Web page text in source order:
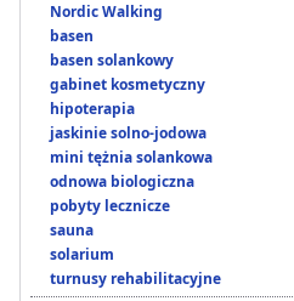
Nordic Walking
basen
basen solankowy
gabinet kosmetyczny
hipoterapia
jaskinie solno-jodowa
mini tężnia solankowa
odnowa biologiczna
pobyty lecznicze
sauna
solarium
turnusy rehabilitacyjne